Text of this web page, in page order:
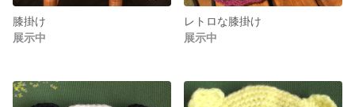
膝掛け
展示中
レトロな膝掛け
展示中